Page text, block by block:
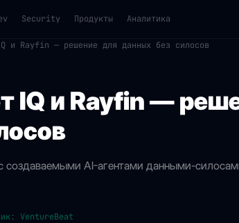
Security Продукты Аналитика
и Rayfin — решение для данных без силосов
IQ и Rayfin —
создаваемыми AI-агентами данными-
VentureBeat